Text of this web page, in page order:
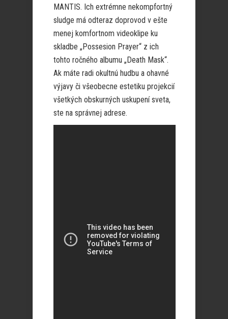
MANTIS. Ich extrémne nekompfortný
sludge má odteraz doprovod v ešte
menej komfortnom videoklipe ku
skladbe „Possesion Prayer“ z ich
tohto ročného albumu „Death Mask“.
Ak máte radi okultnú hudbu a ohavné
výjavy či všeobecne estetiku projekcií
všetkých obskurných uskupení sveta,
ste na správnej adrese.